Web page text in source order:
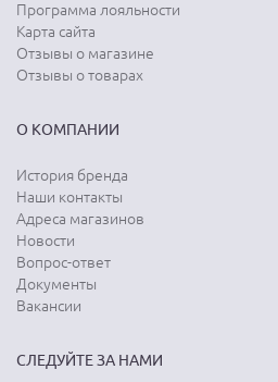
Программа лояльности
Карта сайта
Отзывы о магазине
Отзывы о товарах
О КОМПАНИИ
История бренда
Наши контакты
Адреса магазинов
Новости
Вопрос-ответ
Документы
Вакансии
СЛЕДУЙТЕ ЗА НАМИ